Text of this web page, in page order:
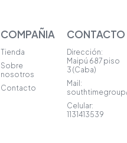
COMPAÑIA
Tienda
Sobre
nosotros
Contacto
CONTACTO
Dirección:
Maipú 687 piso
3 (Caba)
Mail:
Celular:
1131413539